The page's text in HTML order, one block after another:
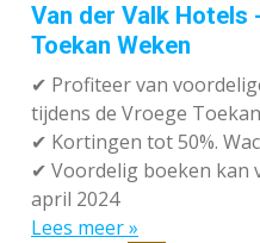
Van der Valk Hotels
Toekan Weken
✔ Profiteer van
tijdens de Vroege
✔ Kortingen tot 50%.
✔ Voordelig boeken kan
april 2024
Lees meer »